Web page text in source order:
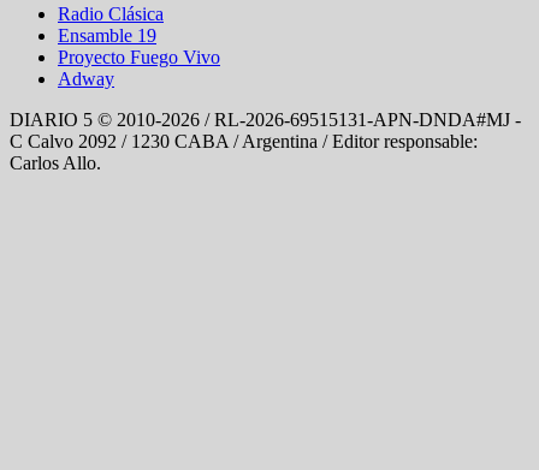
Radio Clásica
Ensamble 19
Proyecto Fuego Vivo
Adway
DIARIO 5 © 2010-2026 / RL-2026-69515131-APN-DNDA#MJ -
C Calvo 2092 / 1230 CABA / Argentina / Editor responsable:
Carlos Allo.